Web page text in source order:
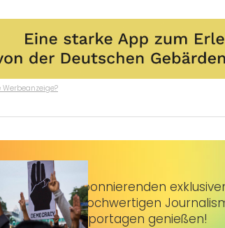
bietet Abonnierenden
kannst du hochwertigen
Artikel und Reportagen genießen!